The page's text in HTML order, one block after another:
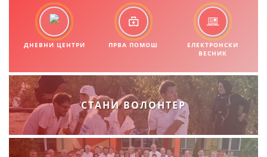
ДНЕВНИ ЦЕНТРИ ПРВА ПОМОШ
ЕЛЕКТРОНСКИ
ВЕСНИК
СТАНИ ВОЛОНТЕР